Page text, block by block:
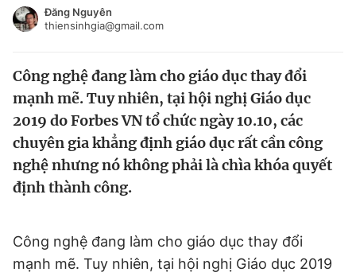
Chào ngày mới
Tin thị trường Tin 360
Video Magazine
Sản phẩm khác
Thông tin tòa soạn Liên hệ quảng cáo
Tin đã xem
Đăng Nguyên
thiensinhgia@gmail.com
Công nghệ đang làm cho giáo dục thay đổi
mạnh mẽ. Tuy nhiên, tại hội nghị Giáo dục
2019 do Forbes VN tổ chức ngày 10.10, các
chuyên gia khẳng định giáo dục rất cần công
nghệ nhưng nó không phải là chìa khóa quyết
định thành công.
Công nghệ đang làm cho giáo dục thay đổi
mạnh mẽ. Tuy nhiên, tại hội nghị Giáo dục 2019